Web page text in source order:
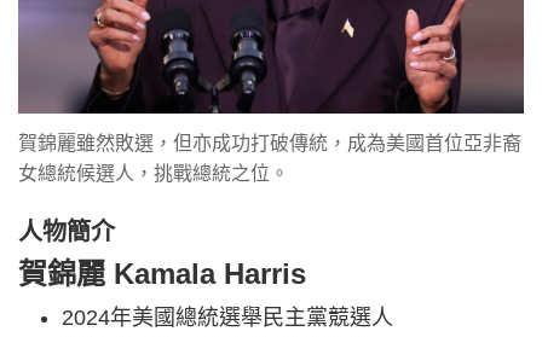
賀錦麗雖然敗選，但亦成功打破傳統，成為美國首位亞非裔
女總統候選人，挑戰總統之位。
人物簡介
賀錦麗 Kamala Harris
2024年美國總統選舉民主黨競選人